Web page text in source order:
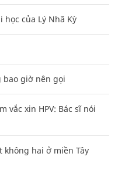
của Lý Nhã Kỳ
bao giờ nên gọi
vắc xin HPV: Bác sĩ nói
không hai ở miền Tây